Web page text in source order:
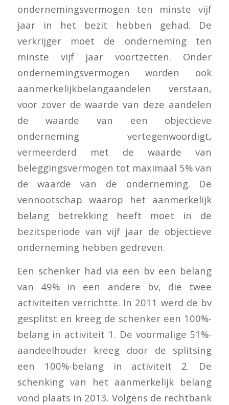
ondernemingsvermogen ten minste vijf
jaar in het bezit hebben gehad. De
verkrijger moet de onderneming ten
minste vijf jaar voortzetten. Onder
ondernemingsvermogen worden ook
aanmerkelijkbelangaandelen verstaan,
voor zover de waarde van deze aandelen
de waarde van een objectieve
onderneming vertegenwoordigt,
vermeerderd met de waarde van
beleggingsvermogen tot maximaal 5% van
de waarde van de onderneming. De
vennootschap waarop het aanmerkelijk
belang betrekking heeft moet in de
bezitsperiode van vijf jaar de objectieve
onderneming hebben gedreven.
Een schenker had via een bv een belang
van 49% in een andere bv, die twee
activiteiten verrichtte. In 2011 werd de bv
gesplitst en kreeg de schenker een 100%-
belang in activiteit 1. De voormalige 51%-
aandeelhouder kreeg door de splitsing
een 100%-belang in activiteit 2. De
schenking van het aanmerkelijk belang
vond plaats in 2013. Volgens de rechtbank